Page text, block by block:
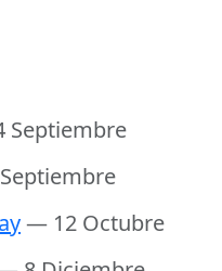
Septiembre
— 12 Octubre